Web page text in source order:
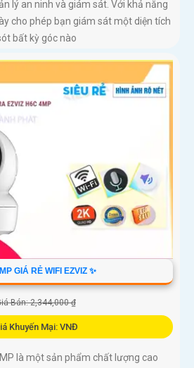
lý an ninh và giám sát. Với khả năng
cho phép bạn giám sát một diện tích
bất kỳ góc nào
GIÁ RẺ WIFI EZVIZ ✨
Bán: 2,344,000 ₫
Khuyến Mại: VNĐ
là một sản phẩm chất lượng cao